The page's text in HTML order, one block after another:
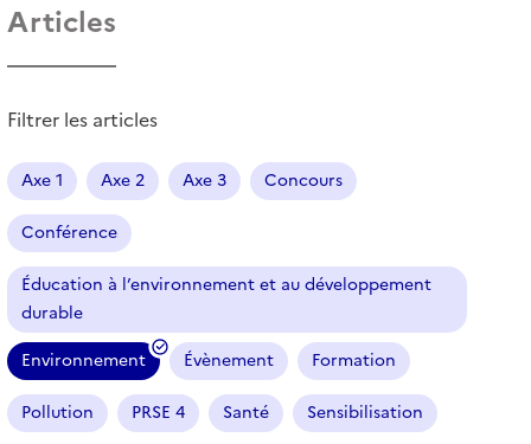
r
t
l
e
Articles
Filtrer les articles
Axe 1 Axe 2 Axe 3 Concours
Conférence
Éducation à l’environnement et au développement
durable
Environnement
(
f
i
Évènement Formation
Pollution PRSE 4 Santé Sensibilisation